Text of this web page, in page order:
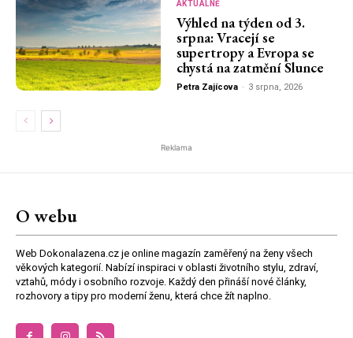
AKTUÁLNĚ
Výhled na týden od 3.
srpna: Vracejí se
supertropy a Evropa se
chystá na zatmění Slunce
Petra Zajícova - 3 srpna, 2026
Reklama
O webu
Web Dokonalazena.cz je online magazín zaměřený na ženy všech
věkových kategorií. Nabízí inspiraci v oblasti životního stylu, zdraví,
vztahů, módy i osobního rozvoje. Každý den přináší nové články,
rozhovory a tipy pro moderní ženu, která chce žít naplno.